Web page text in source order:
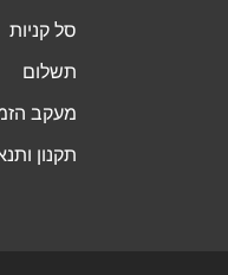
סל קניות
תשלום
מעקב
תקנון